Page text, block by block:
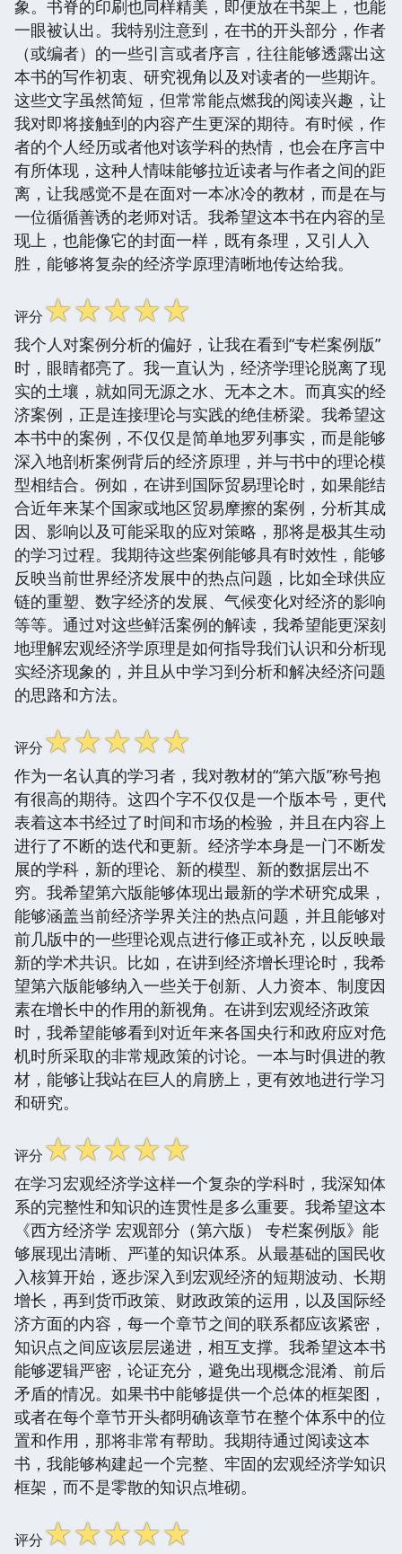
象。书脊的印刷也同样精美，即便放在书架上，也能
一眼被认出。我特别注意到，在书的开头部分，作者
（或编者）的一些引言或者序言，往往能够透露出这
本书的写作初衷、研究视角以及对读者的一些期许。
这些文字虽然简短，但常常能点燃我的阅读兴趣，让
我对即将接触到的内容产生更深的期待。有时候，作
者的个人经历或者他对该学科的热情，也会在序言中
有所体现，这种人情味能够拉近读者与作者之间的距
离，让我感觉不是在面对一本冰冷的教材，而是在与
一位循循善诱的老师对话。我希望这本书在内容的呈
现上，也能像它的封面一样，既有条理，又引人入
胜，能够将复杂的经济学原理清晰地传达给我。
评分☆☆☆☆☆
我个人对案例分析的偏好，让我在看到“专栏案例版”
时，眼睛都亮了。我一直认为，经济学理论脱离了现
实的土壤，就如同无源之水、无本之木。而真实的经
济案例，正是连接理论与实践的绝佳桥梁。我希望这
本书中的案例，不仅仅是简单地罗列事实，而是能够
深入地剖析案例背后的经济原理，并与书中的理论模
型相结合。例如，在讲到国际贸易理论时，如果能结
合近年来某个国家或地区贸易摩擦的案例，分析其成
因、影响以及可能采取的应对策略，那将是极其生动
的学习过程。我期待这些案例能够具有时效性，能够
反映当前世界经济发展中的热点问题，比如全球供应
链的重塑、数字经济的发展、气候变化对经济的影响
等等。通过对这些鲜活案例的解读，我希望能更深刻
地理解宏观经济学原理是如何指导我们认识和分析现
实经济现象的，并且从中学习到分析和解决经济问题
的思路和方法。
评分☆☆☆☆☆
作为一名认真的学习者，我对教材的“第六版”称号抱
有很高的期待。这四个字不仅仅是一个版本号，更代
表着这本书经过了时间和市场的检验，并且在内容上
进行了不断的迭代和更新。经济学本身是一门不断发
展的学科，新的理论、新的模型、新的数据层出不
穷。我希望第六版能够体现出最新的学术研究成果，
能够涵盖当前经济学界关注的热点问题，并且能够对
前几版中的一些理论观点进行修正或补充，以反映最
新的学术共识。比如，在讲到经济增长理论时，我希
望第六版能够纳入一些关于创新、人力资本、制度因
素在增长中的作用的新视角。在讲到宏观经济政策
时，我希望能够看到对近年来各国央行和政府应对危
机时所采取的非常规政策的讨论。一本与时俱进的教
材，能够让我站在巨人的肩膀上，更有效地进行学习
和研究。
评分☆☆☆☆☆
在学习宏观经济学这样一个复杂的学科时，我深知体
系的完整性和知识的连贯性是多么重要。我希望这本
《西方经济学 宏观部分（第六版） 专栏案例版》能
够展现出清晰、严谨的知识体系。从最基础的国民收
入核算开始，逐步深入到宏观经济的短期波动、长期
增长，再到货币政策、财政政策的运用，以及国际经
济方面的内容，每一个章节之间的联系都应该紧密，
知识点之间应该层层递进，相互支撑。我希望这本书
能够逻辑严密，论证充分，避免出现概念混淆、前后
矛盾的情况。如果书中能够提供一个总体的框架图，
或者在每个章节开头都明确该章节在整个体系中的位
置和作用，那将非常有帮助。我期待通过阅读这本
书，我能够构建起一个完整、牢固的宏观经济学知识
框架，而不是零散的知识点堆砌。
评分☆☆☆☆☆